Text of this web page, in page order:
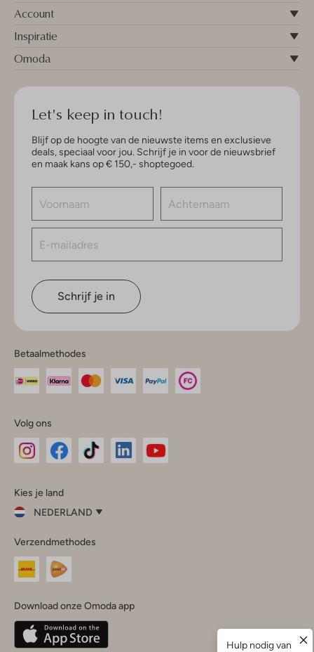
Account
Inspiratie
Omoda
Let's keep in touch!
Blijf op de hoogte van de nieuwste items en exclusieve
deals, speciaal voor jou. Schrijf je in voor de nieuwsbrief
en maak kans op € 150,- shoptegoed.
Schrijf je in
Betaalmethodes
Volg ons
InstagramFacebook
Kies je land
NEDERLAND
je
land
Nederland
Belgique(Français)
Deutschland
Verzendmethodes
Download onze Omoda app